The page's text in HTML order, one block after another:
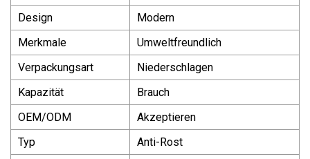
Design
Modern
Merkmale
Umweltfreundlich
Verpackungsart
Niederschlagen
Kapazität
Brauch
OEM/ODM
Akzeptieren
Typ
Anti-Rost